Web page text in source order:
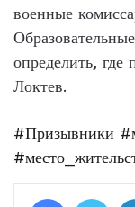
военные
определить,
Локтев.
#Призывники
Facebook